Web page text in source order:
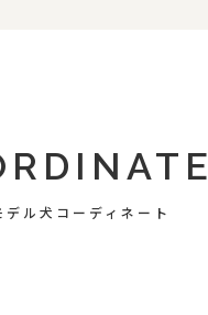
デル犬コーディネート